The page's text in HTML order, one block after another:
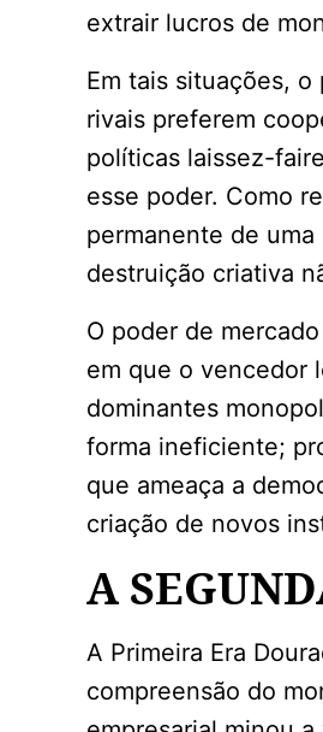
extrair lucros de
Em tais situações,
rivais preferem
políticas laissez-
esse poder. Como
permanente de
destruição criativa
O poder de
em que o vencedor
dominantes
forma ineficiente;
que ameaça a
criação de novos
A
A Primeira Era
compreensão do